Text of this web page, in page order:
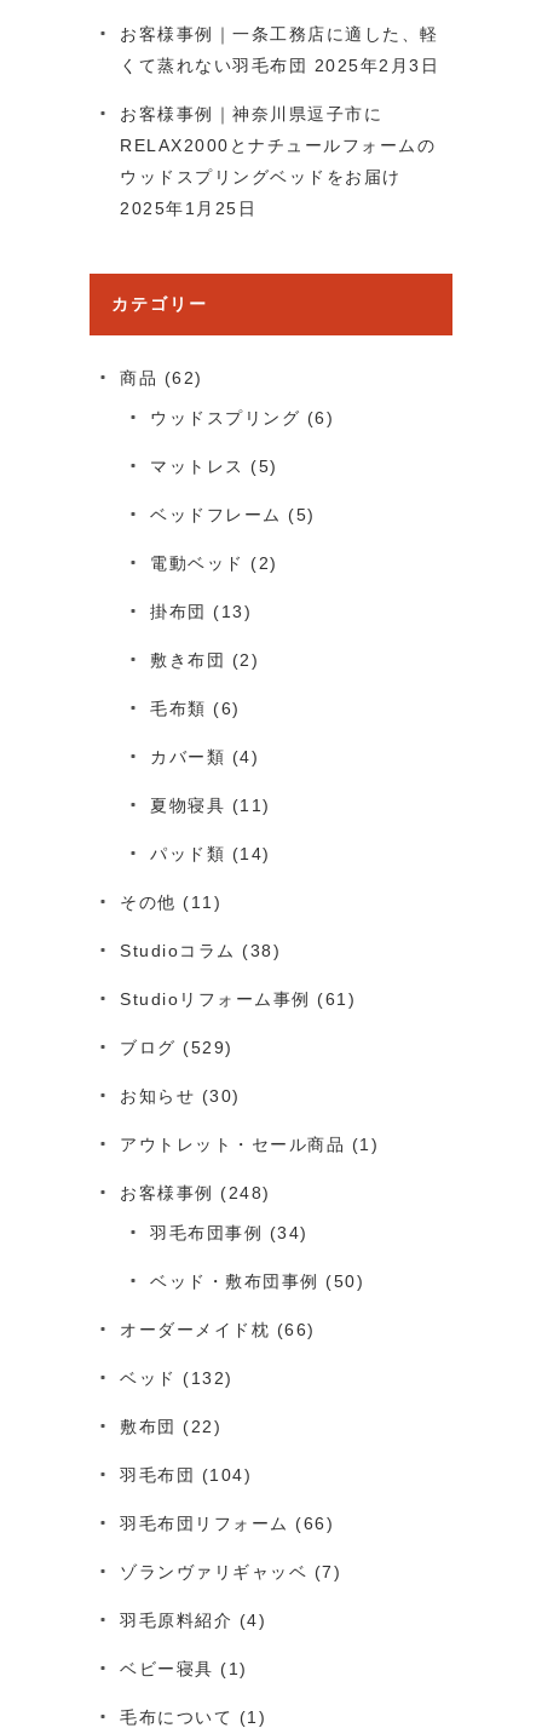
お客様事例｜一条工務店に適した、軽
くて蒸れない羽毛布団
2025年2月3日
お客様事例｜神奈川県逗子市に
RELAX2000とナチュールフォームの
ウッドスプリングベッドをお届け
2025年1月25日
カテゴリー
商品 (62)
ウッドスプリング (6)
マットレス (5)
ベッドフレーム (5)
電動ベッド (2)
掛布団 (13)
敷き布団 (2)
毛布類 (6)
カバー類 (4)
夏物寝具 (11)
パッド類 (14)
その他 (11)
Studioコラム (38)
Studioリフォーム事例 (61)
ブログ (529)
お知らせ (30)
アウトレット・セール商品 (1)
お客様事例 (248)
羽毛布団事例 (34)
ベッド・敷布団事例 (50)
オーダーメイド枕 (66)
ベッド (132)
敷布団 (22)
羽毛布団 (104)
羽毛布団リフォーム (66)
ゾランヴァリギャッベ (7)
羽毛原料紹介 (4)
ベビー寝具 (1)
毛布について (1)